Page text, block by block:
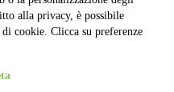
& New Social Media
alla privacy, è possibile
cookie. Clicca su preferenze